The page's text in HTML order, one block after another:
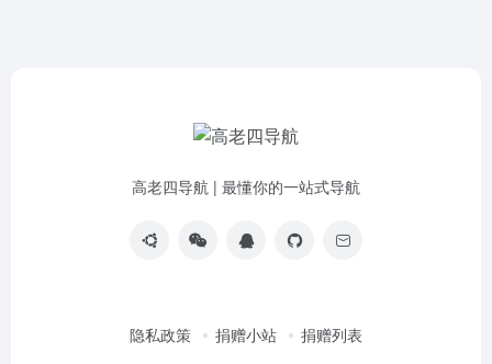
高老四导航 | 最懂你的一站式导航
隐私政策 捐赠小站 捐赠列表